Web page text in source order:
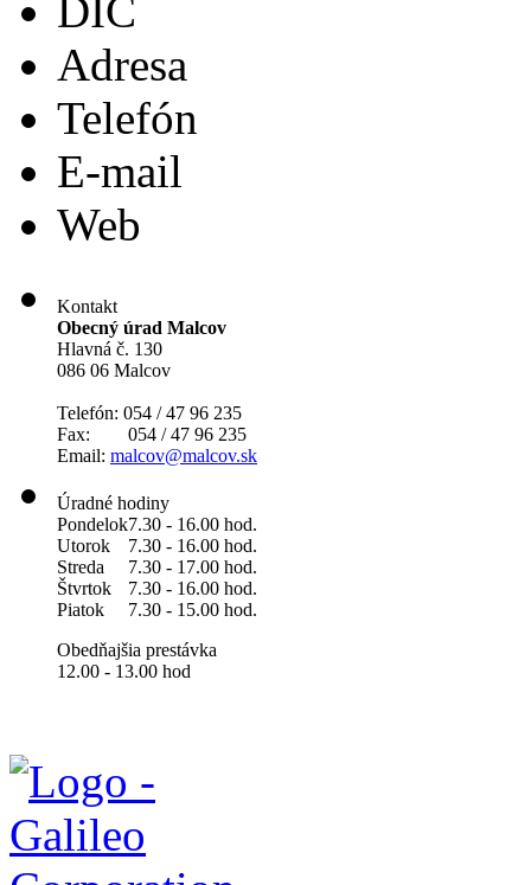
DIČ
Adresa
Telefón
E-mail
Web
Kontakt
Obecný úrad Malcov
Hlavná č. 130
086 06 Malcov
Telefón: 054 / 47 96 235
Fax: 054 / 47 96 235
Email: malcov@malcov.sk
Úradné hodiny
Pondelok7.30 - 16.00 hod.
Utorok
7.30 - 16.00 hod.
Streda
7.30 - 17.00 hod.
Štvrtok
7.30 - 16.00 hod.
Piatok
7.30 - 15.00 hod.
Obedňajšia prestávka
12.00 - 13.00 hod